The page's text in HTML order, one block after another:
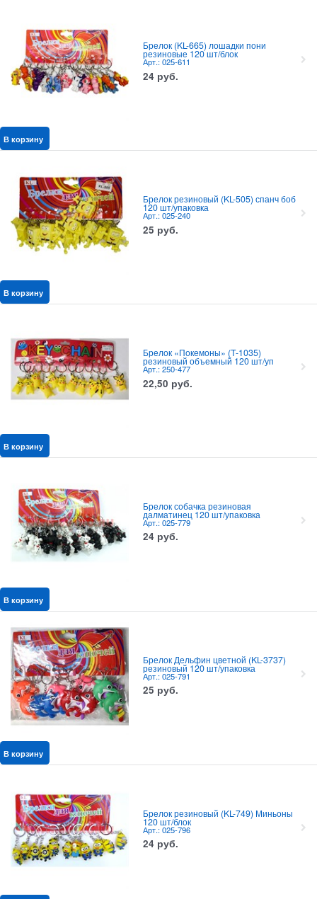
Брелок (KL-665) лошадки пони
резиновые 120 шт/блок
Арт.: 025-611
24 руб.
В корзину
Брелок резиновый (KL-505) спанч боб
120 шт/упаковка
Арт.: 025-240
25 руб.
В корзину
Брелок «Покемоны» (T-1035)
резиновый объемный 120 шт/уп
Арт.: 250-477
22,50 руб.
В корзину
Брелок собачка резиновая
далматинец 120 шт/упаковка
Арт.: 025-779
24 руб.
В корзину
Брелок Дельфин цветной (KL-3737)
резиновый 120 шт/упаковка
Арт.: 025-791
25 руб.
В корзину
Брелок резиновый (KL-749) Миньоны
120 шт/блок
Арт.: 025-796
24 руб.